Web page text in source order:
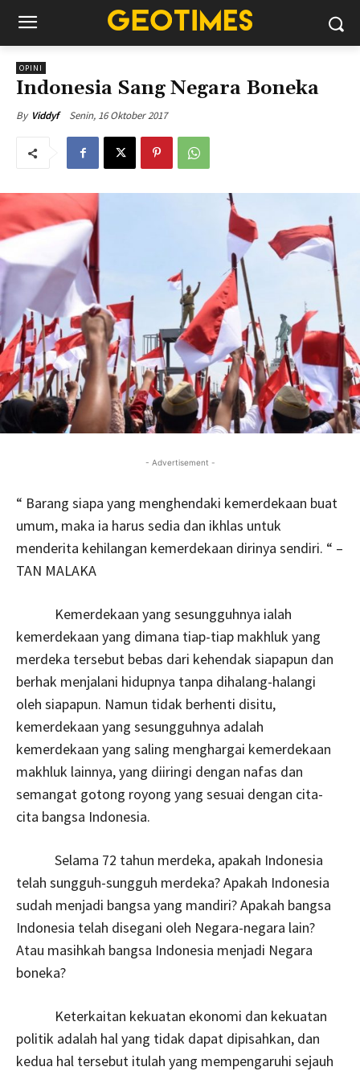
OPINI
Indonesia Sang Negara Boneka
By Viddyf Senin, 16 Oktober 2017
- Advertisement -
“ Barang siapa yang menghendaki kemerdekaan buat
umum, maka ia harus sedia dan ikhlas untuk
menderita kehilangan kemerdekaan dirinya sendiri. “ –
TAN MALAKA
Kemerdekaan yang sesungguhnya ialah
kemerdekaan yang dimana tiap-tiap makhluk yang
merdeka tersebut bebas dari kehendak siapapun dan
berhak menjalani hidupnya tanpa dihalang-halangi
oleh siapapun. Namun tidak berhenti disitu,
kemerdekaan yang sesungguhnya adalah
kemerdekaan yang saling menghargai kemerdekaan
makhluk lainnya, yang diiringi dengan nafas dan
semangat gotong royong yang sesuai dengan cita-
cita bangsa Indonesia.
Selama 72 tahun merdeka, apakah Indonesia
telah sungguh-sungguh merdeka? Apakah Indonesia
sudah menjadi bangsa yang mandiri? Apakah bangsa
Indonesia telah disegani oleh Negara-negara lain?
Atau masihkah bangsa Indonesia menjadi Negara
boneka?
Keterkaitan kekuatan ekonomi dan kekuatan
politik adalah hal yang tidak dapat dipisahkan, dan
kedua hal tersebut itulah yang mempengaruhi sejauh